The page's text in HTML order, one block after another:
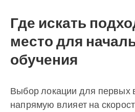
Где искать
место для
обучения
Выбор локации для первых
напрямую влияет на